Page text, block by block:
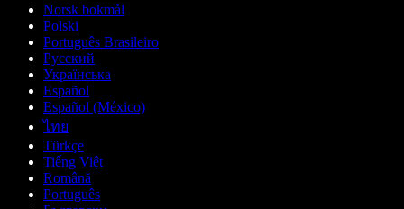
Norsk bokmål
Polski
Português Brasileiro
Русский
Українська
Español
Español (México)
ไทย
Türkçe
Tiếng Việt
Română
Português